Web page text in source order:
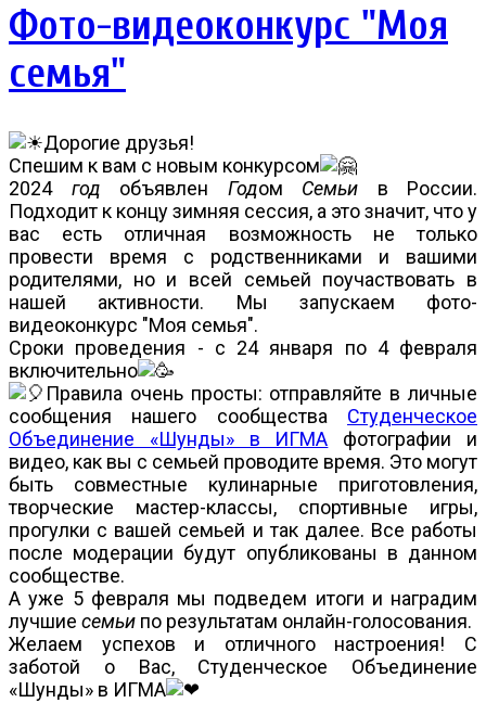
Фото-видеоконкурс "Моя
семья"
Дорогие друзья!
Спешим к вам с новым конкурсом
2024 год объявлен Годом Семьи в России.
Подходит к концу зимняя сессия, а это значит, что у
вас есть отличная возможность не только
провести время с родственниками и вашими
родителями, но и всей семьей поучаствовать в
нашей активности. Мы запускаем фото-
видеоконкурс "Моя семья".
Сроки проведения - с 24 января по 4 февраля
включительно
Правила очень просты: отправляйте в личные
сообщения нашего сообщества Студенческое
Объединение «Шунды» в ИГМА фотографии и
видео, как вы с семьей проводите время. Это могут
быть совместные кулинарные приготовления,
творческие мастер-классы, спортивные игры,
прогулки с вашей семьей и так далее. Все работы
после модерации будут опубликованы в данном
сообществе.
А уже 5 февраля мы подведем итоги и наградим
лучшие семьи по результатам онлайн-голосования.
Желаем успехов и отличного настроения! С
заботой о Вас, Студенческое Объединение
«Шунды» в ИГМА